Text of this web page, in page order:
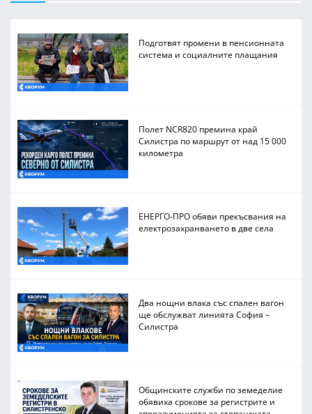
Подготвят промени в пенсионната
система и социалните плащания
Полет NCR820 премина край
Силистра по маршрут от над 15 000
километра
ЕНЕРГО-ПРО обяви прекъсвания на
електрозахранването в две села
Два нощни влака със спален вагон
ще обслужват линията София –
Силистра
Общинските служби по земеделие
обявиха срокове за регистрите и